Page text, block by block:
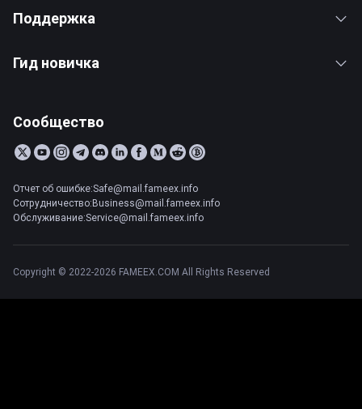
Поддержка
Гид новичка
Сообщество
Отчет об ошибке:Safe@mail.fameex.info
Сотрудничество:Business@mail.fameex.info
Обслуживание:Service@mail.fameex.info
Copyright © 2022-2026 FAMEEX.COM All Rights Reserved